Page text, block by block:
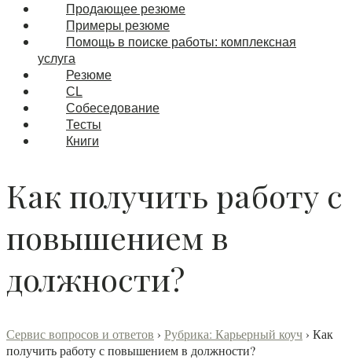
Продающее резюме
Примеры резюме
Помощь в поиске работы: комплексная
услуга
Резюме
CL
Собеседование
Тесты
Книги
Как получить работу с
повышением в
должности?
Сервис вопросов и ответов › Рубрика: Карьерный коуч › Как
получить работу с повышением в должности?